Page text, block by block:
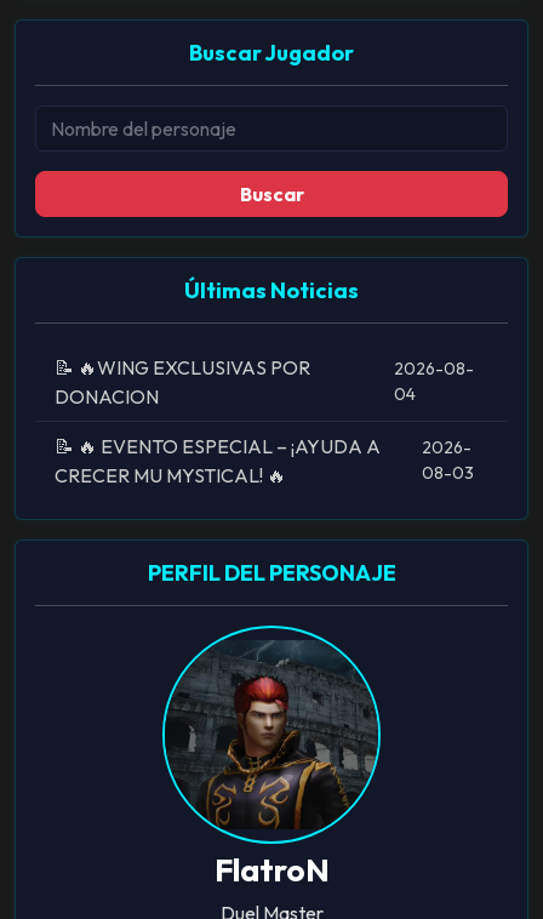
Buscar Jugador
Buscar
Últimas Noticias
📝 🔥WING EXCLUSIVAS POR
DONACION
2026-08-
04
📝 🔥 EVENTO ESPECIAL – ¡AYUDA A
CRECER MU MYSTICAL! 🔥
2026-
08-03
PERFIL DEL PERSONAJE
FlatroN
Duel Master